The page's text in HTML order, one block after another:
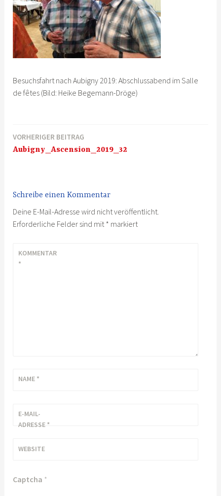
Besuchsfahrt nach Aubigny 2019: Abschlussabend im Salle
de fêtes (Bild: Heike Begemann-Dröge)
Beitragsnavigation
VORHERIGER BEITRAG
Aubigny_Ascension_2019_32
Schreibe einen Kommentar
Deine E-Mail-Adresse wird nicht veröffentlicht.
Erforderliche Felder sind mit* markiert
KOMMENTAR
*
NAME *
E-MAIL-
ADRESSE *
WEBSITE
Captcha *